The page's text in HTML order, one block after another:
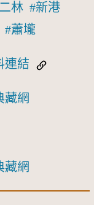
林
新港
蕭壠
連結
藏網
藏網